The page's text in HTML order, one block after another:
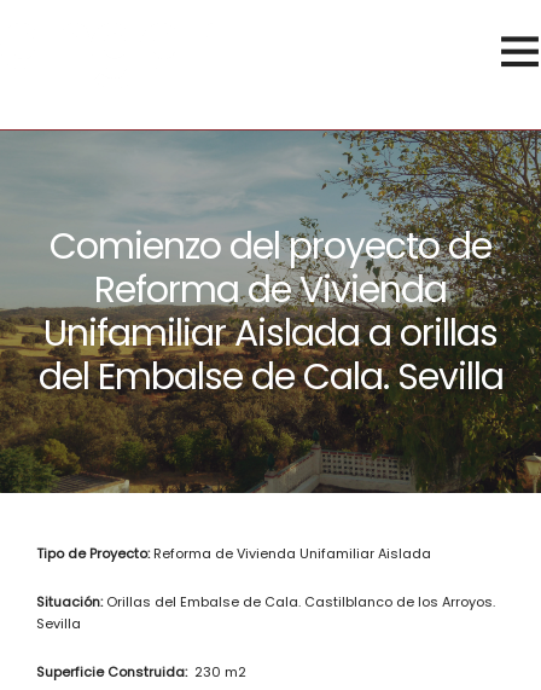
Comienzo del proyecto de
Reforma de Vivienda
Unifamiliar Aislada a orillas
del Embalse de Cala. Sevilla
Tipo de Proyecto:Reforma de Vivienda Unifamiliar Aislada
Situación:Orillas del Embalse de Cala. Castilblanco de los Arroyos.
Sevilla
Superficie Construida: 230 m2